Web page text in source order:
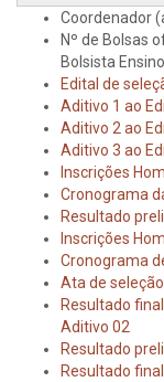
Coordenador
Nº de Bolsas
Bolsista
Edital de
Aditivo 1 ao
Aditivo 2 ao
Aditivo 3 ao
Inscrições
Cronograma
Resultado
Inscrições
Cronograma
Ata de seleção
Resultado final
Aditivo 02
Resultado
Resultado